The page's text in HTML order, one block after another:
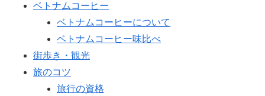
ベトナムコーヒー
ベトナムコーヒーについて
ベトナムコーヒー味比べ
街歩き・観光
旅のコツ
旅行の資格